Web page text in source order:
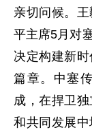
亲切问候。
平主席5月对
决定构建新
篇章。中塞
成，在捍卫
和共同发展